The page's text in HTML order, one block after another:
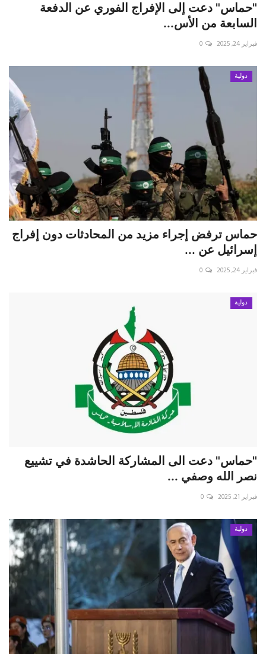
"حماس" دعت إلى الإفراج الفوري عن الدفعة
السابعة من الأس...
فبراير 24, 2025 0
دولية
حماس ترفض إجراء مزيد من المحادثات دون إفراج
إسرائيل عن ...
فبراير 24, 2025 0
دولية
"حماس" دعت الى المشاركة الحاشدة في تشييع
نصر الله وصفي ...
فبراير 21, 2025 0
دولية